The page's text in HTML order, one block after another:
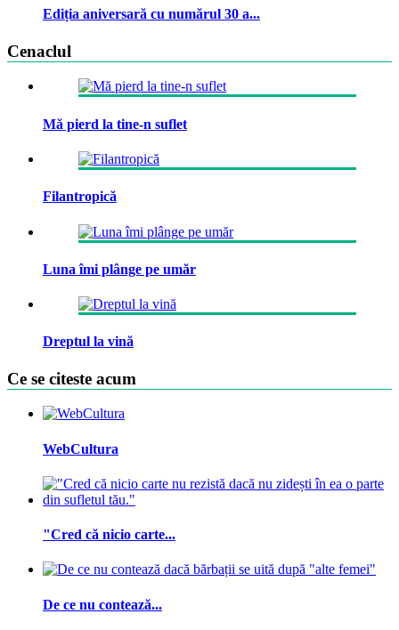
Ediția aniversară cu numărul 30 a...
Cenaclul
Mă pierd la tine-n suflet
Filantropică
Luna îmi plânge pe umăr
Dreptul la vină
Ce se citeste acum
WebCultura
"Cred că nicio carte...
De ce nu contează...